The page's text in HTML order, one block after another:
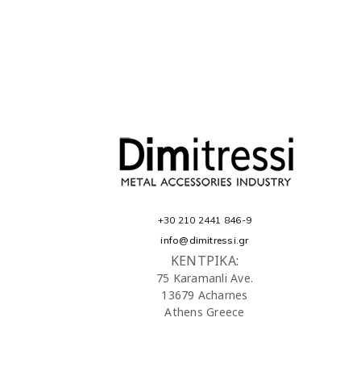
+30 210 2441 846-9
info@dimitressi.gr
ΚΕΝΤΡΙΚΑ:
75 Karamanli Ave.
13679 Acharnes
Athens Greece